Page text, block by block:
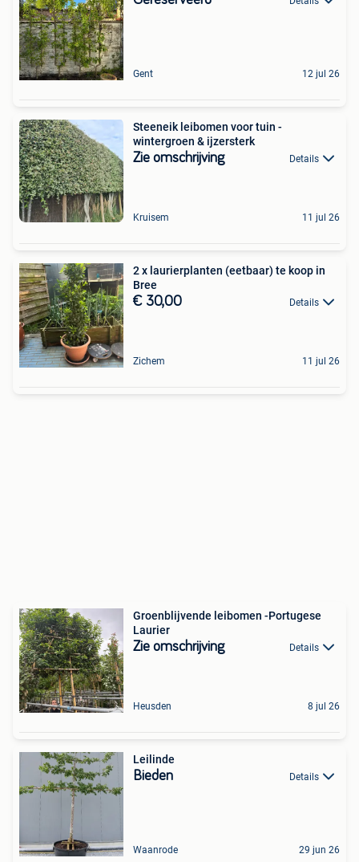
Gent 12 jul 26
Steeneik leibomen voor tuin -
wintergroen & ijzersterk
Zie omschrijving Details
Kruisem 11 jul 26
2 x laurierplanten (eetbaar) te koop in
Bree
€ 30,00 Details
Zichem 11 jul 26
Groenblijvende leibomen -Portugese
Laurier
Zie omschrijving Details
Heusden 8 jul 26
Leilinde
Bieden Details
Waanrode 29 jun 26